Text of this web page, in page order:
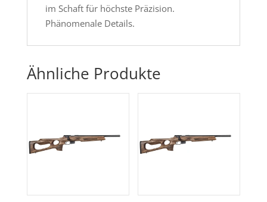
im Schaft für höchste Präzision.
Phänomenale Details.
Ähnliche Produkte